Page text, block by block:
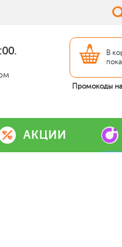
В
Промокоды
АКЦИИ